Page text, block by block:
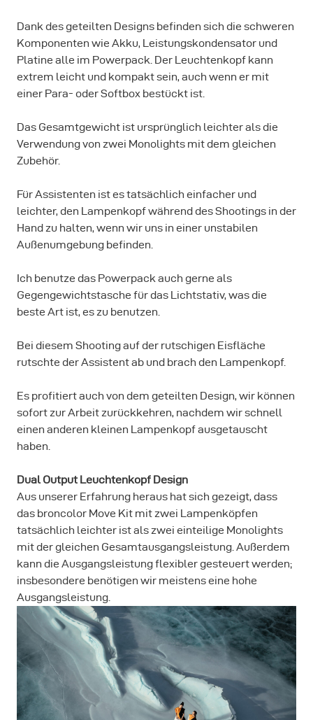
Dank des geteilten Designs befinden sich die schweren
Komponenten wie Akku, Leistungskondensator und
Platine alle im Powerpack. Der Leuchtenkopf kann
extrem leicht und kompakt sein, auch wenn er mit
einer Para- oder Softbox bestückt ist.
Das Gesamtgewicht ist ursprünglich leichter als die
Verwendung von zwei Monolights mit dem gleichen
Zubehör.
Für Assistenten ist es tatsächlich einfacher und
leichter, den Lampenkopf während des Shootings in der
Hand zu halten, wenn wir uns in einer unstabilen
Außenumgebung befinden.
Ich benutze das Powerpack auch gerne als
Gegengewichtstasche für das Lichtstativ, was die
beste Art ist, es zu benutzen.
Bei diesem Shooting auf der rutschigen Eisfläche
rutschte der Assistent ab und brach den Lampenkopf.
Es profitiert auch von dem geteilten Design, wir können
sofort zur Arbeit zurückkehren, nachdem wir schnell
einen anderen kleinen Lampenkopf ausgetauscht
haben.
Dual Output Leuchtenkopf Design
Aus unserer Erfahrung heraus hat sich gezeigt, dass
das broncolor Move Kit mit zwei Lampenköpfen
tatsächlich leichter ist als zwei einteilige Monolights
mit der gleichen Gesamtausgangsleistung. Außerdem
kann die Ausgangsleistung flexibler gesteuert werden;
insbesondere benötigen wir meistens eine hohe
Ausgangsleistung.